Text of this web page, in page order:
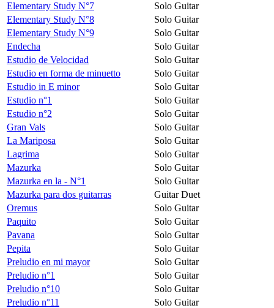
Elementary Study N°7
Solo Guitar
Elementary Study N°8
Solo Guitar
Elementary Study N°9
Solo Guitar
Endecha
Solo Guitar
Estudio de Velocidad
Solo Guitar
Estudio en forma de minuetto
Solo Guitar
Estudio in E minor
Solo Guitar
Estudio n°1
Solo Guitar
Estudio n°2
Solo Guitar
Gran Vals
Solo Guitar
La Mariposa
Solo Guitar
Lagrima
Solo Guitar
Mazurka
Solo Guitar
Mazurka en la - N°1
Solo Guitar
Mazurka para dos guitarras
Guitar Duet
Oremus
Solo Guitar
Paquito
Solo Guitar
Pavana
Solo Guitar
Pepita
Solo Guitar
Preludio en mi mayor
Solo Guitar
Preludio n°1
Solo Guitar
Preludio n°10
Solo Guitar
Preludio n°11
Solo Guitar